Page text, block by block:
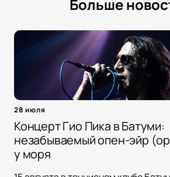
Больше
28 июля
Концерт Гио Пика в Батуми:
незабываемый опен-эйр
у моря